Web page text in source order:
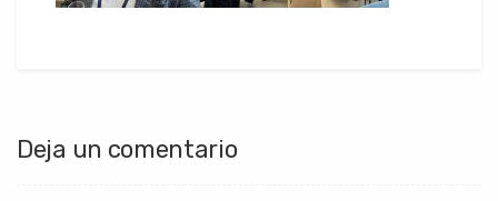
Deja un comentario